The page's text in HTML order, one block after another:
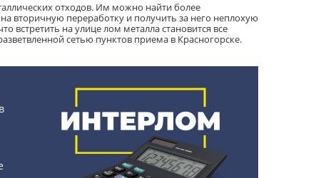
отходов. Им можно найти более
вторичную переработку и получить за него неплохую
встретить на улице лом металла становится все
сетью пунктов приема в Красногорске.